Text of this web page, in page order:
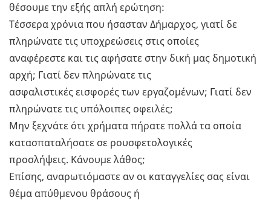
θέσουμε την εξής απλή ερώτηση:
Τέσσερα χρόνια που ήσασταν Δήμαρχος, γιατί δε
πληρώνατε τις υποχρεώσεις στις οποίες
αναφέρεστε και τις αφήσατε στην δική μας δημοτική
αρχή; Γιατί δεν πληρώνατε τις
ασφαλιστικές εισφορές των εργαζομένων; Γιατί δεν
πληρώνατε τις υπόλοιπες οφειλές;
Μην ξεχνάτε ότι χρήματα πήρατε πολλά τα οποία
κατασπαταλήσατε σε ρουσφετολογικές
προσλήψεις. Κάνουμε λάθος;
Επίσης, αναρωτιόμαστε αν οι καταγγελίες σας είναι
θέμα απύθμενου θράσους ή